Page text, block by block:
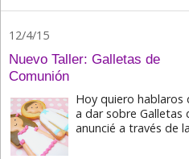
12/4/15
Nuevo Taller: Galletas de
Comunión
Hoy quiero hablaros
a dar sobre Galletas
anuncié a través de